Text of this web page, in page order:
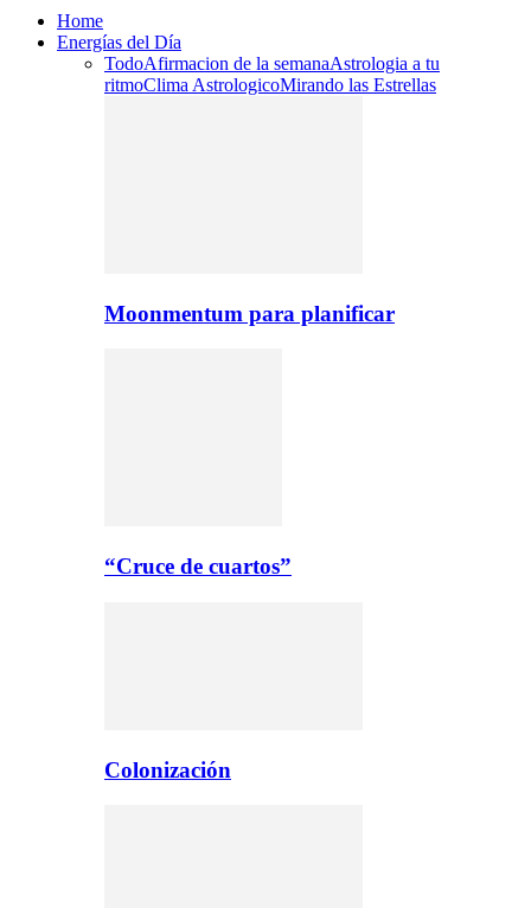
Home
Energías del Día
TodoAfirmacion de la semanaAstrologia a tu
ritmoClima AstrologicoMirando las Estrellas
Moonmentum para planificar
“Cruce de cuartos”
Colonización